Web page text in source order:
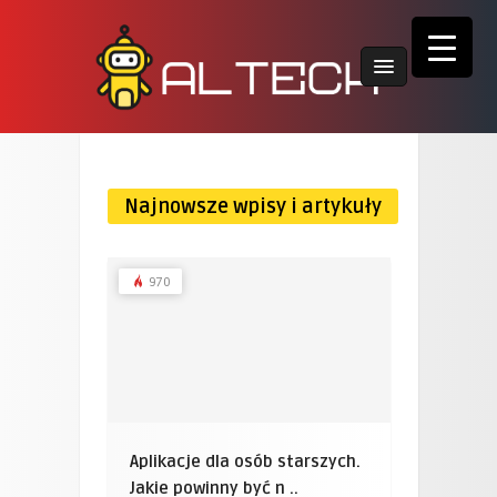
Najnowsze wpisy i artykuły
970
Aplikacje dla osób starszych.
Jakie powinny być n ..